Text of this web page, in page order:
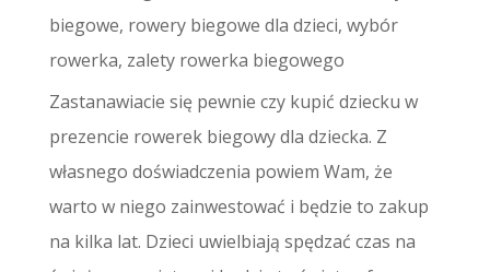
biegowe, rowery biegowe dla dzieci, wybór
rowerka, zalety rowerka biegowego
Zastanawiacie się pewnie czy kupić dziecku w
prezencie rowerek biegowy dla dziecka. Z
własnego doświadczenia powiem Wam, że
warto w niego zainwestować i będzie to zakup
na kilka lat. Dzieci uwielbiają spędzać czas na